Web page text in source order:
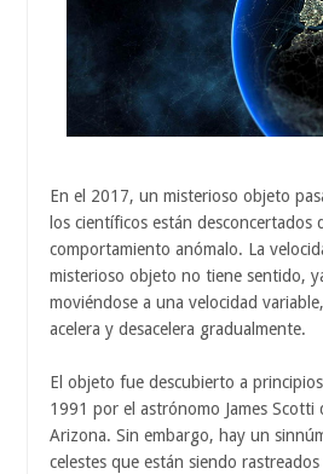
En el 2017, un misterioso objeto
los científicos están desconcertados
comportamiento anómalo. La
misterioso objeto no tiene sentido,
moviéndose a una velocidad
acelera y desacelera gradualmente.
El objeto fue descubierto a
1991 por el astrónomo James Scotti
Arizona. Sin embargo, hay un
celestes que están siendo